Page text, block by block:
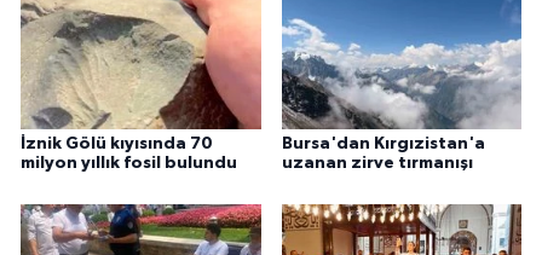
İznik Gölü kıyısında 70
milyon yıllık fosil bulundu
Bursa'dan Kırgızistan'a
uzanan zirve tırmanışı